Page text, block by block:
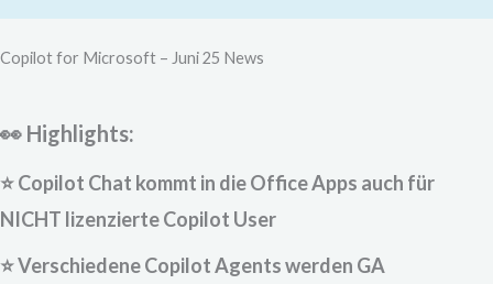
Copilot for Microsoft – Juni 25 News
👀 Highlights:
⭐ Copilot Chat kommt in die Office Apps auch für
NICHT lizenzierte Copilot User
⭐ Verschiedene Copilot Agents werden GA